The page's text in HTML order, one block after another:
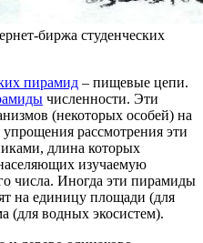
биржа студенческих
пирамид – пищевые цепи.
численности. Эти
(некоторых особей) на
рассмотрения эти
длина которых
изучаемую
числа. Иногда эти пирамиды
на единицу площади (для
(для водных экосистем).